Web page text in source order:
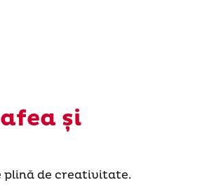
și
plină de creativitate.